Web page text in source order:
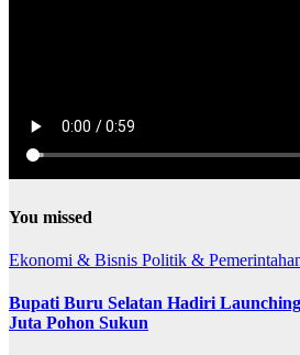
You missed
Ekonomi & Bisnis Politik &
Bupati Buru Selatan Hadiri
Juta Pohon Sukun